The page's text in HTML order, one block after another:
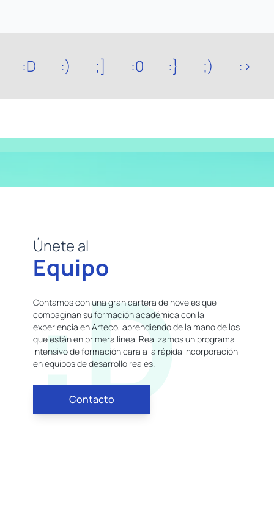
:D :) ;] :0 :} ;) :>
Únete al
Equipo
Contamos con una gran cartera de noveles que
compaginan su formación académica con la
experiencia en Arteco, aprendiendo de la mano de los
que están en primera línea. Realizamos un programa
intensivo de formación cara a la rápida incorporación
en equipos de desarrollo reales.
Contacto
:D